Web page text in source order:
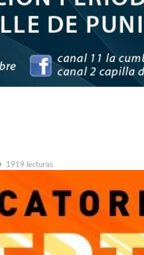
1919 lecturas